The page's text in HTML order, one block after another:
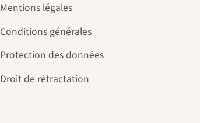
Mentions légales
Conditions générales
Protection des données
Droit de rétractation